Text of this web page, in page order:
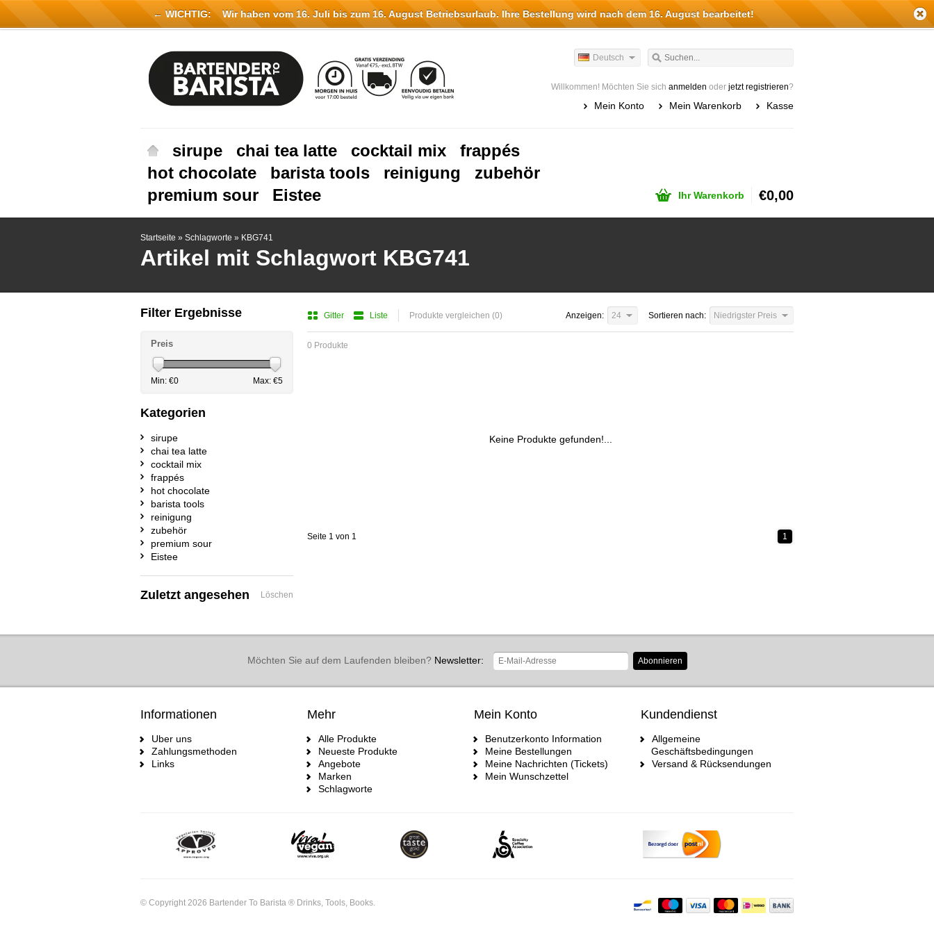
Deutsch
Willkommen! Möchten Sie sich anmelden oder jetzt registrieren?
Mein Konto Mein Warenkorb Kasse
sirupe chai tea latte cocktail mix
frappés
hot chocolate
barista tools reinigung
zubehör
premium sour
Eistee Ihr Warenkorb €0,00
Startseite » Schlagworte » KBG741
Artikel mit Schlagwort KBG741
Gitter Liste Produkte vergleichen (0) Sortieren nach: Niedrigster Preis
Anzeigen: 24
0 Produkte
Keine Produkte gefunden!...
Seite 1 von 1 1
Filter Ergebnisse
Preis
Min: €0 Max: €5
Kategorien
sirupe
chai tea latte
cocktail mix
frappés
hot chocolate
barista tools
reinigung
zubehör
premium sour
Eistee
Zuletzt angesehen Löschen
Möchten Sie auf dem Laufenden bleiben?Newsletter: Abonnieren
Informationen
Uber uns
Zahlungsmethoden
Links
Mehr
Alle Produkte
Neueste Produkte
Angebote
Marken
Schlagworte
Mein Konto
Benutzerkonto Information
Meine Bestellungen
Meine Nachrichten (Tickets)
Mein Wunschzettel
Kundendienst
Allgemeine
Geschäftsbedingungen
Versand & Rücksendungen
© Copyright 2026 Bartender To Barista ® Drinks, Tools, Books.
← WICHTIG:Wir haben vom 16. Juli bis zum 16. August Betriebsurlaub. Ihre Bestellung wird nach dem 16. August bearbeitet!